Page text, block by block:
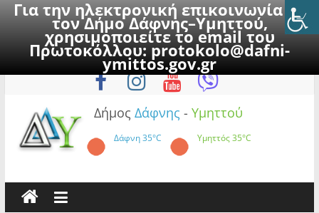
Για την ηλεκτρονική επικοινωνία με
τον Δήμο Δάφνης–Υμηττού,
χρησιμοποιείτε το email του
Πρωτοκόλλου:protokolo@dafni-
ymittos.gov.gr
to
Σάββατο, 8 Αυγούστου 2026
Δήμος Δάφνης - Υμηττού
Δάφνη35°C Υμηττός35°C